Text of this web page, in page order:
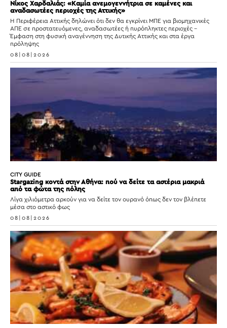
Νίκος Χαρδαλιάς: «Καμία ανεμογεννήτρια σε καμένες και
αναδασωτέες περιοχές της Αττικής»
Η Περιφέρεια Αττικής δηλώνει ότι δεν θα εγκρίνει ΜΠΕ για βιομηχανικές
ΑΠΕ σε προστατευόμενες, αναδασωτέες ή πυρόπληκτες περιοχές –
Έμφαση στη φυσική αναγέννηση της Δυτικής Αττικής και στα έργα
πρόληψης
08|08|2026
CITY GUIDE
Stargazing κοντά στην Αθήνα: πού να δείτε τα αστέρια μακριά
από τα φώτα της πόλης
Λίγα χιλιόμετρα αρκούν για να δείτε τον ουρανό όπως δεν τον βλέπετε
μέσα στο αστικό φως
08|08|2026